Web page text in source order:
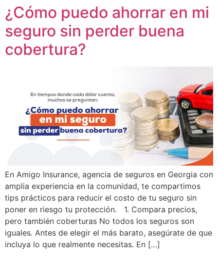
¿Cómo puedo ahorrar en mi
seguro sin perder buena
cobertura?
En Amigo Insurance, agencia de seguros en Georgia con
amplia experiencia en la comunidad, te compartimos
tips prácticos para reducir el costo de tu seguro sin
poner en riesgo tu protección. 1. Compara precios,
pero también coberturas No todos los seguros son
iguales. Antes de elegir el más barato, asegúrate de que
incluya lo que realmente necesitas. En […]